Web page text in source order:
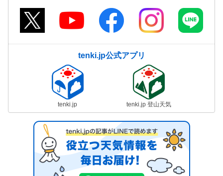
tenki.jp公式アプリ
tenki.jp tenki.jp 登山天気